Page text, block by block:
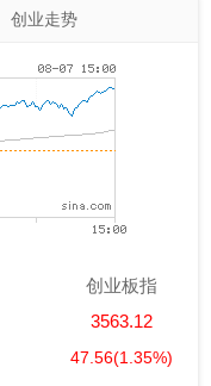
创业走势
创业板指
3563.12
47.56(1.35%)